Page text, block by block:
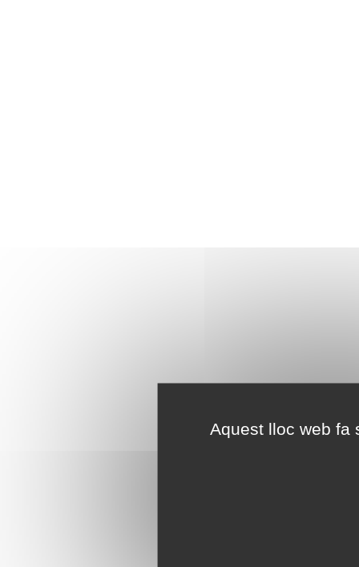
Aquest lloc web fa